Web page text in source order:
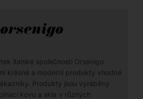
italské společnosti Orsenigo
krásné a moderní produkty vhodné
Produkty jsou vyráběny
kovu a skla v různých